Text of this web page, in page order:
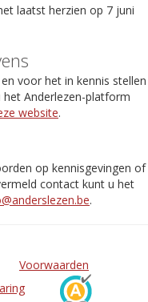
laatst herzien op 7 juni
voor het in kennis stellen
Anderlezen-platform
website.
op kennisgevingen of
contact kunt u het
.
Voorwaarden